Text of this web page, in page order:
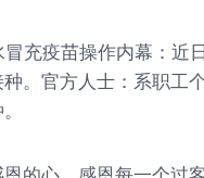
充疫苗操作内幕：近
。官方人士：系职工